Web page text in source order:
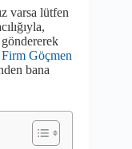
varsa lütfen
Göçmen
bana